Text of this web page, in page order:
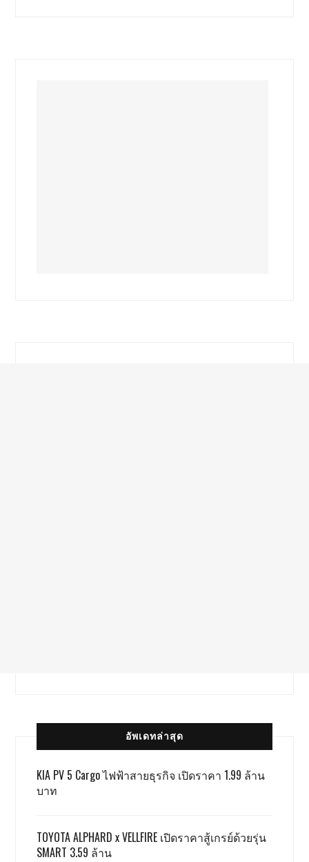
อัพเดทล่าสุด
KIA PV 5 Cargo ไฟฟ้าสายธุรกิจ เปิดราคา 1.99 ล้าน
บาท
TOYOTA ALPHARD x VELLFIRE เปิดราคาสู้เกรย์ด้วยรุ่น
SMART 3.59 ล้าน